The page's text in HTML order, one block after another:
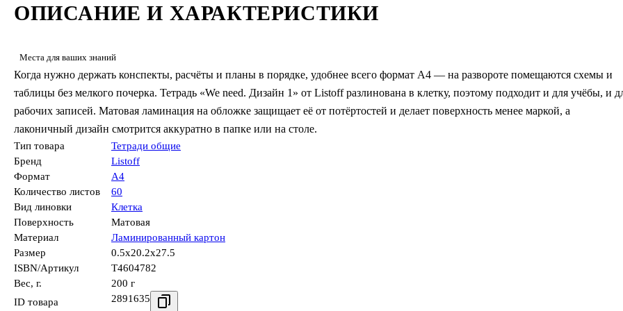
ОПИСАНИЕ И ХАРАКТЕРИСТИКИ
Места для ваших знаний
Когда нужно держать конспекты, расчёты и планы в порядке, удобнее всего формат А4 — на развороте помещаются схемы и
таблицы без мелкого почерка. Тетрадь «We need. Дизайн 1» от Listoff разлинована в клетку, поэтому подходит и для учёбы, и
рабочих записей. Матовая ламинация на обложке защищает её от потёртостей и делает поверхность менее маркой, а
лаконичный дизайн смотрится аккуратно в папке или на столе.
Тип товара
Тетради общие
Бренд
Listoff
Формат
А4
Количество листов
60
Вид линовки
Клетка
Поверхность
Матовая
Материал
Ламинированный картон
Размер
0.5x20.2x27.5
ISBN/Артикул
Т4604782
Вес, г.
200 г
ID товара
2891635